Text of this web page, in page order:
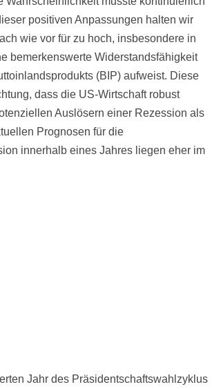
positiven Anpassungen halten wir
wie vor für zu hoch, insbesondere in
bemerkenswerte Widerstandsfähigkeit
(BIP) aufweist. Diese
dass die US-Wirtschaft robust
Auslösern einer Rezession als
Prognosen für die
innerhalb eines Jahres liegen eher im
Jahr des Präsidentschaftswahlzyklus